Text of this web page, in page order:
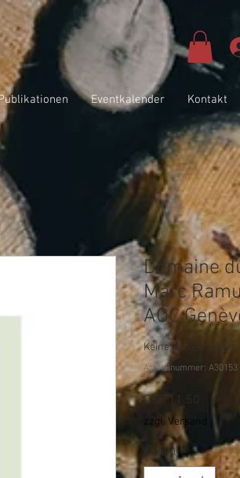
Eventkalender Kontakt
Domaine
Marc
AOC
Keine Bewertungen
Artikelnummer: A30153
CHF 11.50 Preis
zzgl. Versand
Anzahl *